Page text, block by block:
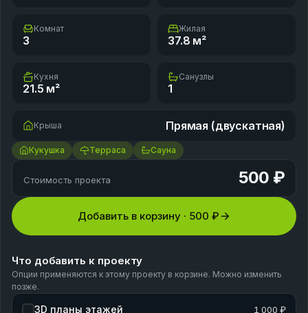
Комнат
3
Жилая
37.8 м²
Кухня
21.5 м²
Санузлы
1
Крыша Прямая (двускатная)
Кукушка Терраса Сауна
Стоимость проекта 500 ₽
Добавить в корзину · 500 ₽
Что добавить к проекту
Опции применяются к этому проекту в корзине. Можно изменить
позже.
3D планы этажей 1 000 ₽